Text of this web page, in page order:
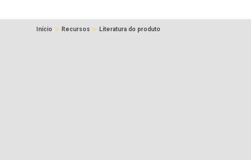
Início > Recursos > Literatura do produto